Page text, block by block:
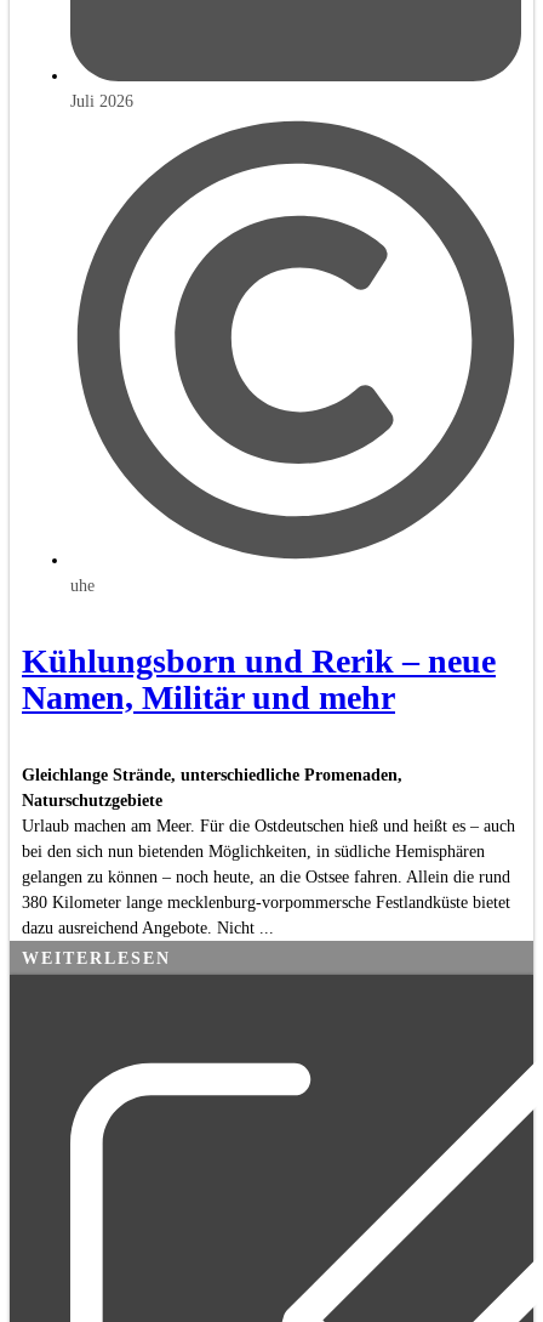
Juli 2026
uhe
Kühlungsborn und Rerik – neue
Namen, Militär und mehr
Gleichlange Strände, unterschiedliche Promenaden,
Naturschutzgebiete
Urlaub machen am Meer. Für die Ostdeutschen hieß und heißt es – auch
bei den sich nun bietenden Möglichkeiten, in südliche Hemisphären
gelangen zu können – noch heute, an die Ostsee fahren. Allein die rund
380 Kilometer lange mecklenburg-vorpommersche Festlandküste bietet
dazu ausreichend Angebote. Nicht ...
WEITERLESEN